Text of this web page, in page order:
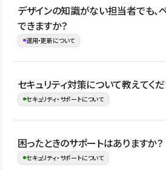
ない段階でも、お問い合わせください。
お問合せはこちら
公開ページ数、バージョン履歴の期間、
管理の有無などがプランごとに異なりま
ージをご覧ください。
デザインの知識がない担当者でも、
できますか？
運用・更新について
はい。CMSやコンポーネントを活用して
ことで、デザインを崩しにくい状態で運
ながらレイアウトに影響を与えずに更新
す。
セキュリティ対策について教えてくだ
セキュリティ・サポートについて
Studioでは、公開サイトやサービスを安
の暗号化、データ保護、アクセス管理、
困ったときのサポートはありますか？
セキュリティ・サポートについて